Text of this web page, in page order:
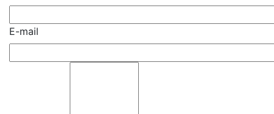
E-mail